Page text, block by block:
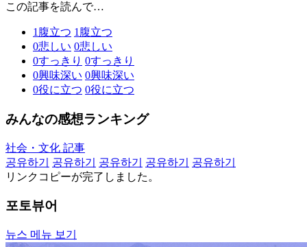
この記事を読んで…
1 腹立つ 1 腹立つ
0悲しい 0悲しい
0すっきり 0すっきり
0興味深い 0興味深い
0役に立つ 0役に立つ
みんなの感想ランキング
社会・文化 記事
공유하기
공유하기 공유하기 공유하기
공유하기
リンクコピーが完了しました。
포토뷰어
뉴스 메뉴 보기